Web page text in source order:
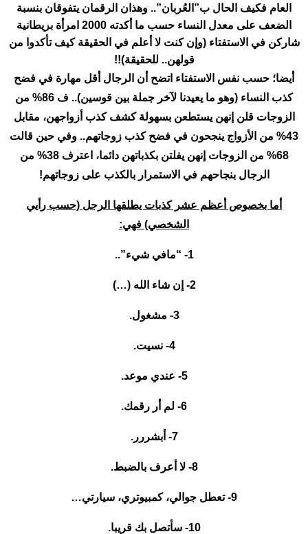
العام فكيف الحال ب”العُربان”.. وهذان الرقمان يتفوقان بنسبة
الضعف على معدل النساء حسب ما أكدته 2000 امرأة بريطانية
شاركن في الاستفتاء (وإن كنت لا أعلم في الحقيقة كيف تأكدوا من
قولهن.. للحقيقة)!!
أيضا؛ حسب نفس الاستفتاء اتضح أن الرجال أقل مهارة في فضح
كذب النساء (وهو ما يعيدنا لآخر جملة بين قوسين).. ف 86% من
الزوجات قلن إنهن يستطعن بسهولة كشف كذب أزواجهن، مقابل
43% من الأزواج ينجحون في فضح كذب زوجاتهم.. وفي حين قالت
68% من الزوجات إنهن يفلتن بكذباتهن دائما، اعترف 38% من
الرجال بنجاحهم في الاستمرار بالكذب على زوجاتهم!
أما بخصوص أعظم عشر كذبات يطلقها الرجل (حسب رأيي
الشخصي) فهي:
1- “مافي شيء”..
2- إن شاء الله (…)
3- مشغول.
4- نسيت.
5- عندي موعد.
6- لم أر رقمك.
7- أبشررر.
8- لا أعرف بالضبط.
9- تعطل جوالي، كمبيوتري، سيارتي…
10- سأتصل بك قريبا.